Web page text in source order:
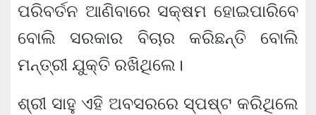
ପରିବର୍ତନ ଆଣିବାରେ ସକ୍ଷମ ହୋଇପାରିବେ
ବୋଲି ସରକାର ବିଚାର କରିଛନ୍ତି ବୋଲି
ମନ୍ତ୍ରୀ ଯୁକ୍ତି ରଖିଥିଲେ।
ଶ୍ରୀ ସାହୁ ଏହି ଅବସରରେ ସ୍ପଷ୍ଟ କରିଥିଲେ